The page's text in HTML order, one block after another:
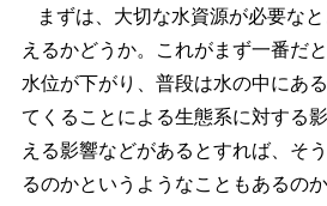
まずは、大切な水資源が必要な
えるかどうか。これがまず一番だ
水位が下がり、普段は水の中にあ
てくることによる生態系に対する
える影響などがあるとすれば、そ
るのかというようなこともあるの